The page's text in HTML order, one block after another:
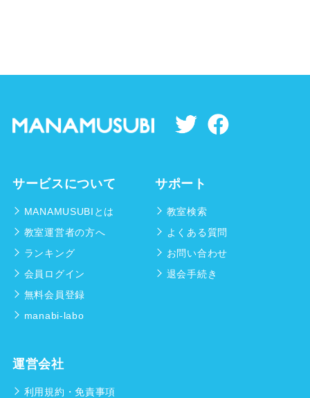
サービスについて
MANAMUSUBIとは
教室運営者の方へ
ランキング
会員ログイン
無料会員登録
manabi-labo
サポート
教室検索
よくある質問
お問い合わせ
退会手続き
運営会社
利用規約・免責事項